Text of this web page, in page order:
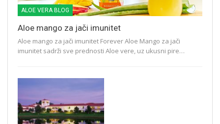
ALOE VERA BLOG
Aloe mango za jači imunitet
Aloe mango za jači imunitet Forever Aloe Mango za jači
imunitet sadrži sve prednosti Aloe vere, uz ukusni pire…